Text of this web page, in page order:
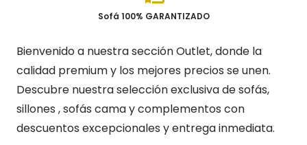
Sofá 100% GARANTIZADO
Bienvenido a nuestra sección Outlet, donde la
calidad premium y los mejores precios se unen.
Descubre nuestra selección exclusiva de sofás,
sillones , sofás cama y complementos con
descuentos excepcionales y entrega inmediata.